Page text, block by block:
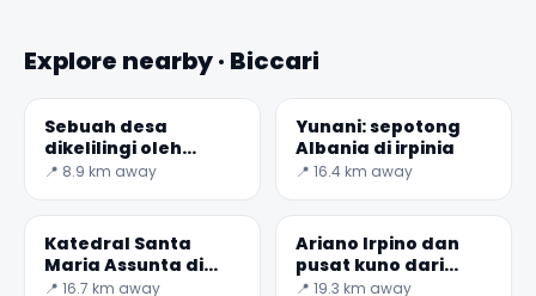
Explore nearby · Biccari
Sebuah desa
dikelilingi oleh
hutan menghadap
📍 8.9 km away
Yunani: sepotong
Albania di irpinia
📍 16.4 km away
Katedral Santa
Maria Assunta di
Lucera
📍 16.7 km away
Ariano Irpino dan
pusat kuno dari
aequum Tuticum
📍 19.3 km away